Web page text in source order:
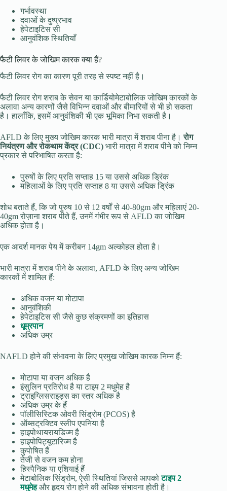
गर्भावस्था
दवाओं के दुष्प्रभाव
हेपेटाइटिस सी
आनुवंशिक स्थितियाँ
फैटी लिवर के जोखिम कारक क्या हैं?
फैटी लिवर रोग का कारण पूरी तरह से स्पष्ट नहीं है।
फैटी लिवर रोग शराब के सेवन या कार्डियोमेटाबोलिक जोखिम कारकों के
अलावा अन्य कारणों जैसे विभिन्न दवाओं और बीमारियों से भी हो सकता
है। हालाँकि, इसमें आनुवंशिकी भी एक भूमिका निभा सकती है।
AFLD के लिए मुख्य जोखिम कारक भारी मात्रा में शराब पीना है।रोग
नियंत्रण और रोकथाम केंद्र (CDC) भारी मात्रा में शराब पीने को निम्न
प्रकार से परिभाषित करता है:
पुरुषों के लिए प्रति सप्ताह 15 या उससे अधिक ड्रिंक
महिलाओं के लिए प्रति सप्ताह 8 या उससे अधिक ड्रिंक
शोध बताते हैं, कि जो पुरुष 10 से 12 वर्षों से 40-80gm और महिलाएं 20-
40gm रोज़ाना शराब पीते हैं, उनमें गंभीर रूप से AFLD का जोखिम
अधिक होता है।
एक आदर्श मानक पेय में करीबन 14gm अल्कोहल होता है।
भारी मात्रा में शराब पीने के अलावा, AFLD के लिए अन्य जोखिम
कारकों में शामिल हैं:
अधिक वजन या मोटापा
आनुवंशिकी
हेपेटाइटिस सी जैसे कुछ संक्रमणों का इतिहास
धूम्रपान
अधिक उम्र
NAFLD होने की संभावना के लिए प्रमुख जोखिम कारक निम्न हैं:
मोटापा या वजन अधिक है
इंसुलिन प्रतिरोध है या टाइप 2 मधुमेह है
ट्राइग्लिसराइड्स का स्तर अधिक है
अधिक उम्र के हैं
पॉलीसिस्टिक ओवरी सिंड्रोम (PCOS) है
ऑब्सट्रक्टिव स्लीप एपनिया है
हाइपोथायरायडिज्म है
हाइपोपिट्यूटारिज्म है
कुपोषित हैं
तेजी से वजन कम होना
हिस्पैनिक या एशियाई हैं
मेटाबोलिक सिंड्रोम, ऐसी स्थितियां जिससे आपकोटाइप 2
मधुमेहऔर हृदय रोग होने की अधिक संभावना होती है।